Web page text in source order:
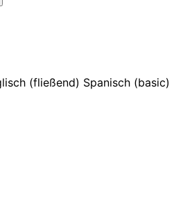
(fließend) Spanisch (basic)